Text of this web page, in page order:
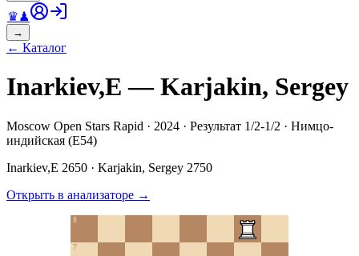
♛♟
→
← Каталог
Inarkiev,E — Karjakin, Sergey
Moscow Open Stars Rapid · 2024 · Результат 1/2-1/2 · Нимцо-
индийская (E54)
Inarkiev,E 2650 · Karjakin, Sergey 2750
Открыть в анализаторе →
7
8